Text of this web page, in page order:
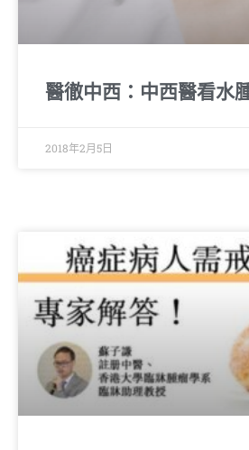
醫徹中西：中西醫看水
2018年2月5日